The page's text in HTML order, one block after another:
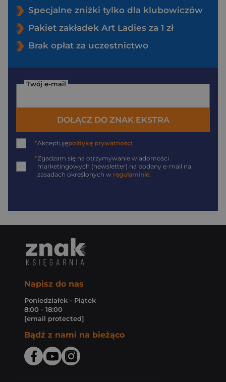
Specjalne zniżki tylko dla klubowiczów
Pakiet zakładek Art Ladies za 1 zł
Brak opłat za uczestnictwo
Twój e-mail
DOŁĄCZ DO ZNAK EKSTRA
*Akceptujępolitykę prywatności
*Zgadzam się na otrzymywanie wiadomości
marketingowych (newsletter) na podany e-mail na
zasadach określonych w regulaminie.
Napisz do nas
Poniedziałek - Piątek
8:00 - 18:00
[email protected]
Bądź z nami na bieżąco